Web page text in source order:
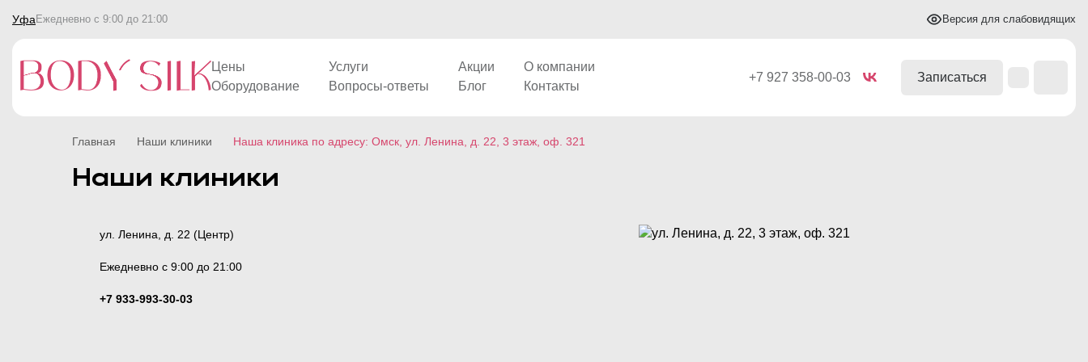
Уфа Ежедневно с 9:00 до 21:00 Версия для слабовидящих
Цены Услуги Акции
О компании
Оборудование
Вопросы-ответы Блог Контакты
+7 927 358-00-03 Записаться
Главная Наши клиники Наша клиника по адресу: Омск, ул. Ленина, д. 22, 3 этаж, оф. 321
Наши клиники
ул. Ленина, д. 22 (Центр)
Ежедневно с 9:00 до 21:00
+7 933-993-30-03